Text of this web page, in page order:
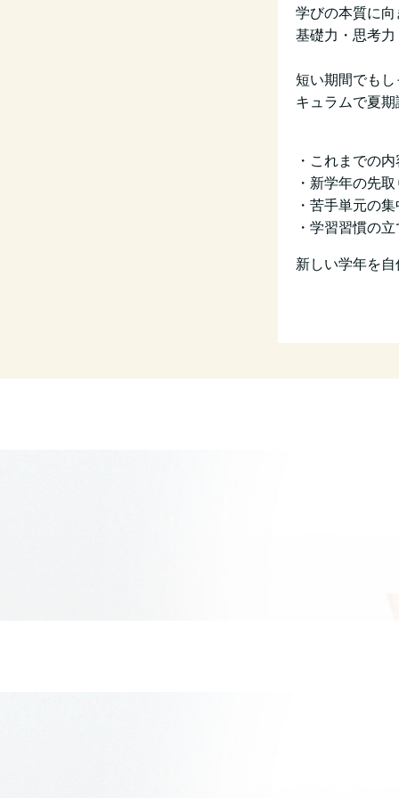
学びの本質に向
基礎力・思考
短い期間でも
キュラムで夏
・これまでの
・新学年の先
・苦手単元の
・学習習慣の
新しい学年を